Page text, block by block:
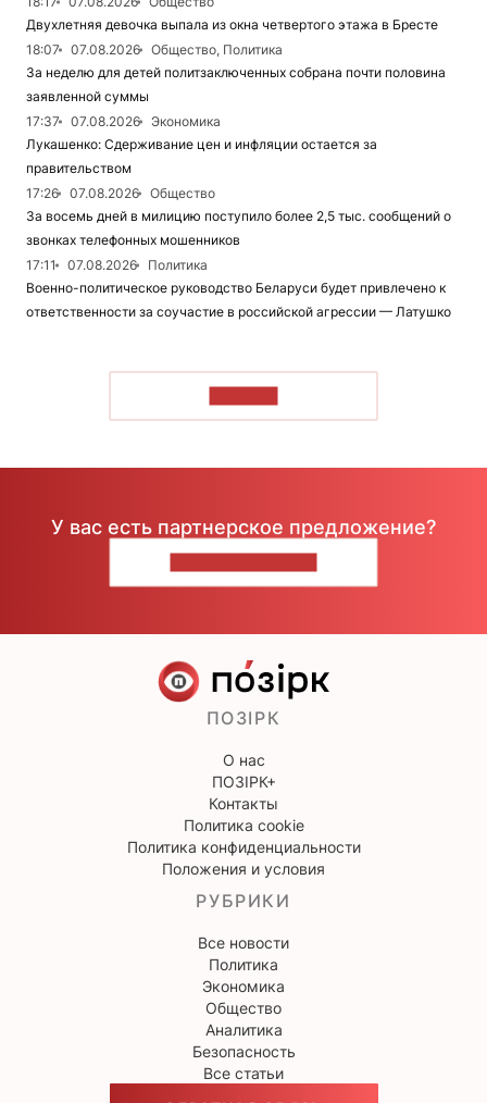
Двухлетняя девочка выпала из окна четвертого этажа в Бресте
18:07
07.08.2026
Общество, Политика
За неделю для детей политзаключенных собрана почти половина
заявленной суммы
17:37
07.08.2026
Экономика
Лукашенко: Сдерживание цен и инфляции остается за
правительством
17:26
07.08.2026
Общество
За восемь дней в милицию поступило более 2,5 тыс. сообщений о
звонках телефонных мошенников
17:11
07.08.2026
Политика
Военно-политическое руководство Беларуси будет привлечено к
ответственности за соучастие в российской агрессии — Латушко
У вас есть партнерское предложение?
ПОЗІРК
О нас
ПОЗІРК+
Контакты
Политика cookie
Политика конфиденциальности
Положения и условия
РУБРИКИ
Все новости
Политика
Экономика
Общество
Аналитика
Безопасность
Все статьи